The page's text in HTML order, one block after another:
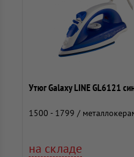
Утюг Galaxy LINE GL6121
1500 - 1799 /
на складе